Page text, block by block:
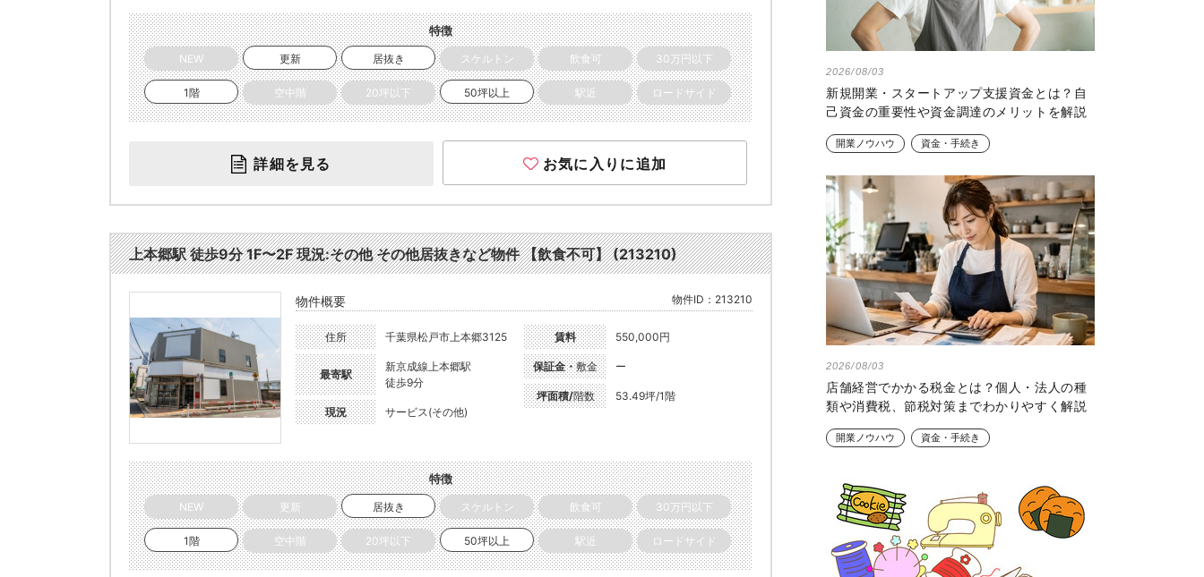
特徴
NEW 更新 居抜き スケルトン 飲食可 30万円以下
1階 空中階 20坪以下 50坪以上 駅近 ロードサイド
詳細を見る お気に入りに追加
上本郷駅 徒歩9分 1F〜2F 現況:その他 その他居抜きなど物件 【飲食不可】 (213210)
物件概要 物件ID：213210
住所 千葉県松戸市上本郷3125
最寄駅
新京成線上本郷駅
徒歩9分
現況 サービス(その他)
賃料 550,000円
保証金・敷金 ー
坪面積/階数 53.49坪/1階
特徴
NEW 更新 居抜き スケルトン 飲食可 30万円以下
1階 空中階 20坪以下 50坪以上 駅近 ロードサイド
2026/08/03
新規開業・スタートアップ支援資金とは？自
己資金の重要性や資金調達のメリットを解説
開業ノウハウ 資金・手続き
2026/08/03
店舗経営でかかる税金とは？個人・法人の種
類や消費税、節税対策までわかりやすく解説
開業ノウハウ 資金・手続き